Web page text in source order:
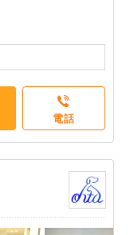
電話